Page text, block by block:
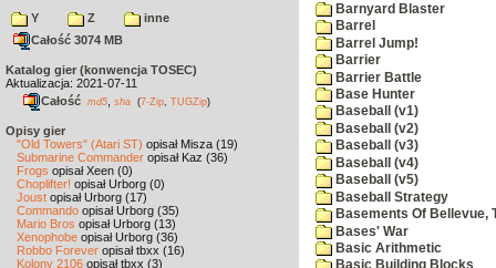
Y
Z
inne
Całość 3074 MB
Katalog gier (konwencja TOSEC)
Aktualizacja: 2021-07-11
Całość md5 sha (7-Zip TUGZip)
Opisy gier
"Old Towers" (Atari ST) opisał Misza (19)
Submarine Commander opisał Kaz (36)
Frogs opisał Xeen (0)
Choplifter! opisał Urborg (0)
Joust opisał Urborg (17)
Commando opisał Urborg (35)
Mario Bros opisał Urborg (13)
Xenophobe opisał Urborg (36)
Robbo Forever opisał tbxx (16)
Kolony 2106 opisał tbxx (3)
Barnyard Blaster
Barrel
Barrel Jump!
Barrier
Barrier Battle
Base Hunter
Baseball (v1)
Baseball (v2)
Baseball (v3)
Baseball (v4)
Baseball (v5)
Baseball Strategy
Basements Of Bellevue,
Bases' War
Basic Arithmetic
Basic Building Blocks